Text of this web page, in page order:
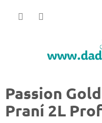
Passion
Praní 2L